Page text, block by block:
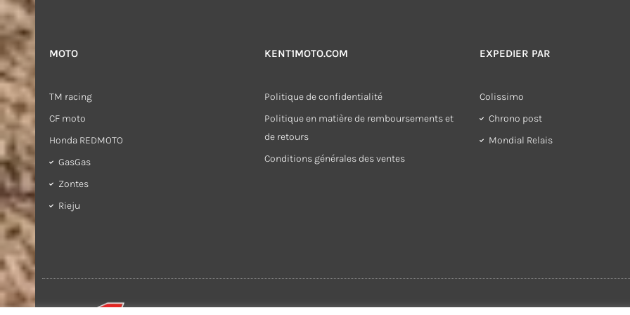
MOTO
TM racing
CF moto
Honda REDMOTO
GasGas
Zontes
Rieju
KENT1MOTO.COM
Politique de confidentialité
Politique en matière de remboursements et
de retours
Conditions générales des ventes
EXPEDIER PAR
Colissimo
Chrono post
Mondial Relais